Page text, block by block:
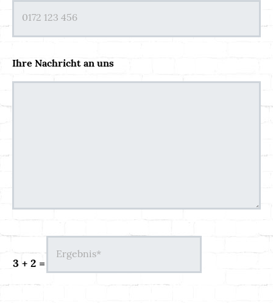
Ihre Nachricht an uns
3 + 2 =